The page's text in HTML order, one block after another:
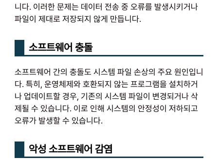
니다. 이러한 문제는 데이터 전송 중 오류를 발생시키거나
파일이 제대로 저장되지 않게 만듭니다.
소프트웨어 충돌
소프트웨어 간의 충돌도 시스템 파일 손상의 주요 원인입니
다. 특히, 운영체제와 호환되지 않는 프로그램을 설치하거
나 업데이트할 경우, 기존의 시스템 파일이 변경되거나 삭
제될 수 있습니다. 이로 인해 시스템의 안정성이 저하되고
오류가 발생할 수 있습니다.
악성 소프트웨어 감염